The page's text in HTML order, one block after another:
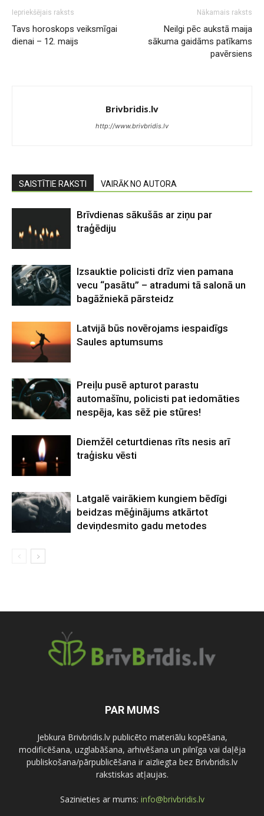
Iepriekšējais raksts
Tavs horoskops veiksmīgai
dienai – 12. maijs
Nākamais raksts
Neilgi pēc aukstā maija
sākuma gaidāms patīkams
pavērsiens
Brivbridis.lv
http://www.brivbridis.lv
SAISTĪTIE RAKSTI VAIRĀK NO AUTORA
Brīvdienas sākušās ar ziņu par
traģēdiju
Izsauktie policisti drīz vien pamana
vecu “pasātu” – atradumi tā salonā un
bagāžniekā pārsteidz
Latvijā būs novērojams iespaidīgs
Saules aptumsums
Preiļu pusē apturot parastu
automašīnu, policisti pat iedomāties
nespēja, kas sēž pie stūres!
Diemžēl ceturtdienas rīts nesis arī
traģisku vēsti
Latgalē vairākiem kungiem bēdīgi
beidzas mēģinājums atkārtot
deviņdesmito gadu metodes
PAR MUMS
Jebkura Brivbridis.lv publicēto materiālu kopēšana,
modificēšana, uzglabāšana, arhivēšana un pilnīga vai daļēja
publiskošana/pārpublicēšana ir aizliegta bez Brivbridis.lv
rakstiskas atļaujas.
Sazinieties ar mums: info@brivbridis.lv